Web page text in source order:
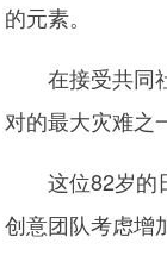
的元素。
在接受共同社
对的最大灾难之
这位82岁的日
创意团队考虑增